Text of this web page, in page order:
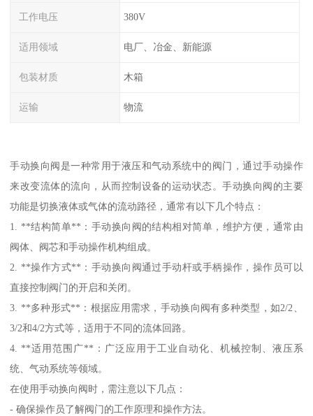
工作电压 380V
适用领域 电厂、冶金、新能源
包装材质 木箱
运输 物流
手动换向阀是一种常用于液压和气动系统中的阀门，通过手动操作
来改变流体的流向，从而控制设备的运动状态。手动换向阀的主要
功能是切换液体或气体的流动路径，通常有以下几个特点：
1. **结构简单**：手动换向阀的结构相对简单，维护方便，通常由
阀体、阀芯和手动操作机构组成。
2. **操作方式**：手动换向阀通过手动杆或手柄操作，操作员可以
直接控制阀门的开启和关闭。
3. **多种形式**：根据应用需求，手动换向阀有多种类型，如2/2、
3/2和4/2方式等，适用于不同的流体回路。
4. **适用范围广**：广泛应用于工业自动化、机械控制、液压系
统、气动系统等领域。
在使用手动换向阀时，需注意以下几点：
- 确保操作员了解阀门的工作原理和操作方法。